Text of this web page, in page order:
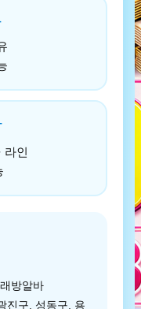
라인
방알바
진구, 성동구, 용